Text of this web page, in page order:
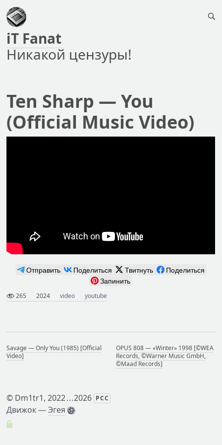
iT Fanat
Никакой цензуры!
Ten Sharp — You
(Official Music Video)
Отправить Поделиться Твитнуть
Поделиться
Запинить
265 2024 video youtube
Savage — Only You (1985) [Official
Video]
OPUS 808 — «Winter» 1998 [©WEA
Records, ©Warner Music GmbH,
©Maad Records]
© Dm1tr1, 2022...2026 РСС
Движок —Эгея